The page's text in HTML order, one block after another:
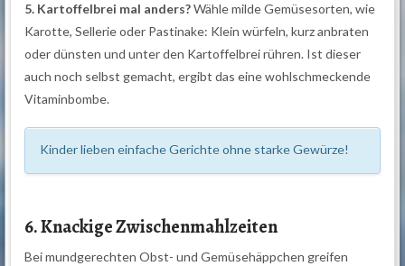
5. Kartoffelbrei mal anders?Wähle milde Gemüsesorten, wie
Karotte, Sellerie oder Pastinake: Klein würfeln, kurz anbraten
oder dünsten und unter den Kartoffelbrei rühren. Ist dieser
auch noch selbst gemacht, ergibt das eine wohlschmeckende
Vitaminbombe.
Kinder lieben einfache Gerichte ohne starke Gewürze!
6. Knackige Zwischenmahlzeiten
Bei mundgerechten Obst- und Gemüsehäppchen greifen